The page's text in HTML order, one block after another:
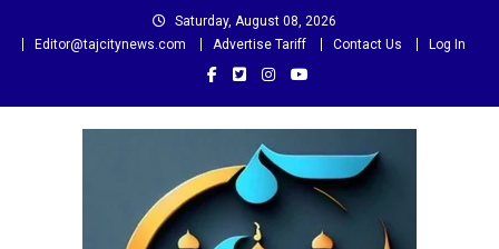
Saturday, August 08, 2026
Editor@tajcitynews.com
Advertise Tariff Contact Us Log In